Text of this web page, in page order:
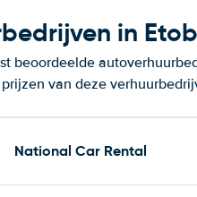
in
beoordeelde
van deze
National Car Rental